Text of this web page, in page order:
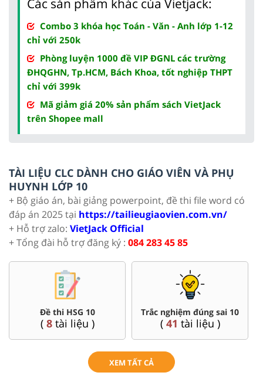
Các sản phẩm khác của Vietjack:
Combo 3 khóa học Toán - Văn - Anh lớp 1-12
chỉ với 250k
Phòng luyện 1000 đề VIP ĐGNL các trường
ĐHQGHN, Tp.HCM, Bách Khoa, tốt nghiệp THPT
chỉ với 399k
Mã giảm giá 20% sản phẩm sách VietJack
trên Shopee mall
TÀI LIỆU CLC DÀNH CHO GIÁO VIÊN VÀ PHỤ
HUYNH LỚP 10
+ Bộ giáo án, bài giảng powerpoint, đề thi file word có
đáp án 2025 tại https://tailieugiaovien.com.vn/
+ Hỗ trợ zalo: VietJack Official
+ Tổng đài hỗ trợ đăng ký : 084 283 45 85
Đề thi HSG 10
( 8tài liệu )
Trắc nghiệm đúng sai 10
( 41 tài liệu )
XEM TẤT CẢ